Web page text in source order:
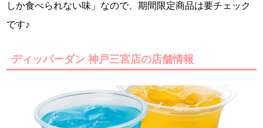
しか食べられない味」なので、期間限定商品は要チェック
です♪
ディッパーダン 神戸三宮店の店舗情報